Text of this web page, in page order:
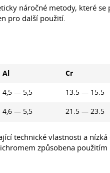
náročné metody, které
pro další použití.
Al Cr
4,5 — 5,5 13.5 — 15.5
4,6 — 5,5 21.5 — 23.5
technické vlastnosti a nízká
způsobena použitím